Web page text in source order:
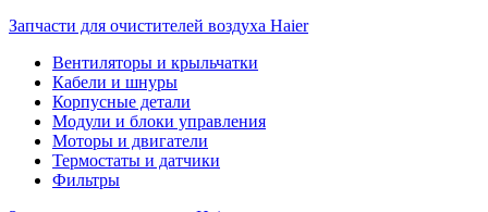
Запчасти для очистителей воздуха Haier
Вентиляторы и крыльчатки
Кабели и шнуры
Корпусные детали
Модули и блоки управления
Моторы и двигатели
Термостаты и датчики
Фильтры